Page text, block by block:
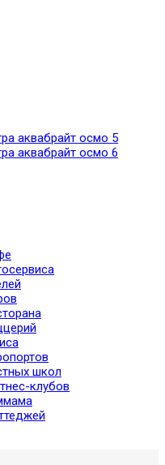
аквабрайт осмо 5
аквабрайт осмо 6
школ
клубов